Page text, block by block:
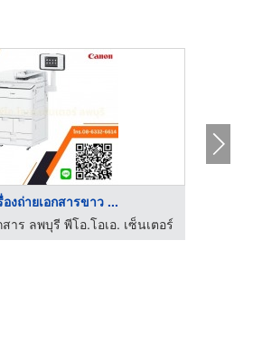
องถ่ายเอกสารขาว ...
สาร ลพบุรี พีโอ.โอเอ. เซ็นเตอร์